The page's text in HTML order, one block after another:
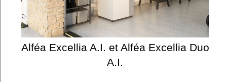
Alféa Excellia A.I. et Alféa Excellia Duo
A.I.